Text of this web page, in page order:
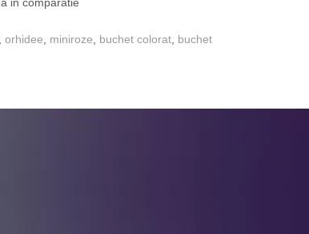
,orhidee miniroze buchet colorat buchet